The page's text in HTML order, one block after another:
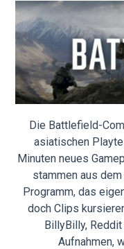
Die Battlefield-
asiatischen
Minuten neues
stammen aus
Programm, das
doch Clips
BillyBilly,
Aufnahmen,